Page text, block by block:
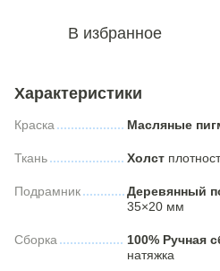
В избранное
Характеристики
Краска Масляные
Ткань Холст
Подрамник Деревянный
35×20 мм
Сборка 100% Ручная
натяжка